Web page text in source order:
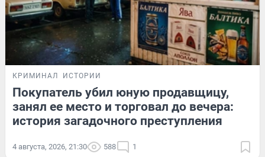
КРИМИНАЛ ИСТОРИИ
Покупатель убил юную продавщицу,
занял ее место и торговал до вечера:
история загадочного преступления
4 августа, 2026, 21:30 588 1